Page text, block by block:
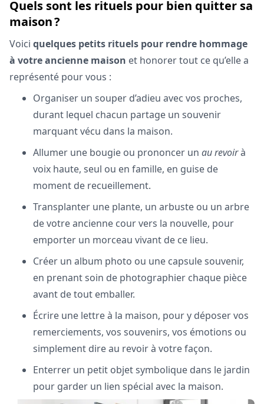
Quels sont les rituels pour bien quitter sa
maison ?
Voici quelques petits rituels pour rendre hommage
à votre ancienne maison et honorer tout ce qu’elle a
représenté pour vous :
Organiser un souper d’adieu avec vos proches,
durant lequel chacun partage un souvenir
marquant vécu dans la maison.
Allumer une bougie ou prononcer un au revoirà
voix haute, seul ou en famille, en guise de
moment de recueillement.
Transplanter une plante, un arbuste ou un arbre
de votre ancienne cour vers la nouvelle, pour
emporter un morceau vivant de ce lieu.
Créer un album photo ou une capsule souvenir,
en prenant soin de photographier chaque pièce
avant de tout emballer.
Écrire une lettre à la maison, pour y déposer vos
remerciements, vos souvenirs, vos émotions ou
simplement dire au revoir à votre façon.
Enterrer un petit objet symbolique dans le jardin
pour garder un lien spécial avec la maison.